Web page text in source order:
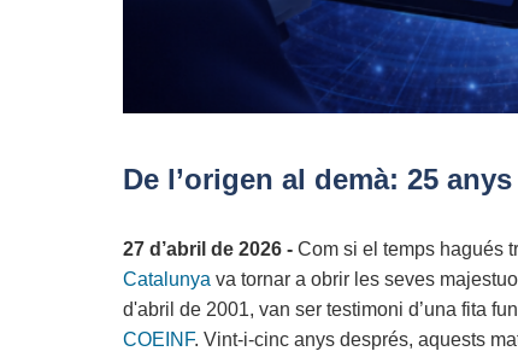
De l’origen al demà: 25
27 d’abril de 2026 - Com si el temps hagués
Catalunya va tornar a obrir les seves
d'abril de 2001, van ser testimoni d’una fita
COEINF. Vint-i-cinc anys després, aquests